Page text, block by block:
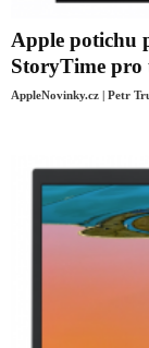
Apple potichu
StoryTime pro
AppleNovinky.cz | Petr